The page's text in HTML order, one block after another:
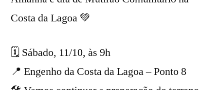
Costa da Lagoa 💚
🗓️ Sábado, 11/10, às 9h
📍 Engenho da Costa da Lagoa – Ponto 8